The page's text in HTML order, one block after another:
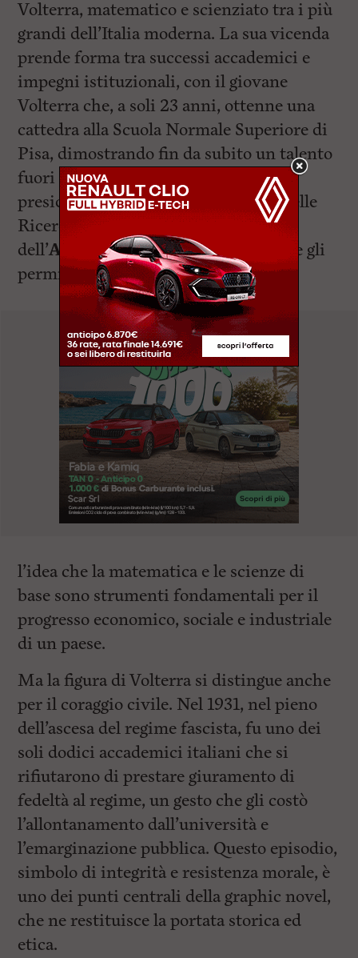
Volterra, matematico e scienziato tra i più
grandi dell’Italia moderna. La sua vicenda
prende forma tra successi accademici e
impegni istituzionali, con il giovane
Volterra che, a soli 23 anni, ottenne una
cattedra alla Scuola Normale Superiore di
Pisa, dimostrando fin da subito un talento
fuori dal comune. Fu inoltre il primo
presidente del Consiglio Nazionale delle
Ricerche (CNR) e presidente
dell’Accademia dei Lincei
, ruoli che gli
permisero di promuovere con forza
l’idea che la matematica e le scienze di
base sono strumenti fondamentali per il
progresso economico, sociale e industriale
di un paese.
Ma la figura di Volterra si distingue anche
per il coraggio civile. Nel 1931, nel pieno
dell’ascesa del regime fascista, fu uno dei
soli dodici accademici italiani che si
rifiutarono di prestare giuramento di
fedeltà al regime, un gesto che gli costò
l’allontanamento dall’università e
l’emarginazione pubblica. Questo episodio,
simbolo di integrità e resistenza morale, è
uno dei punti centrali della graphic novel,
che ne restituisce la portata storica ed
etica.